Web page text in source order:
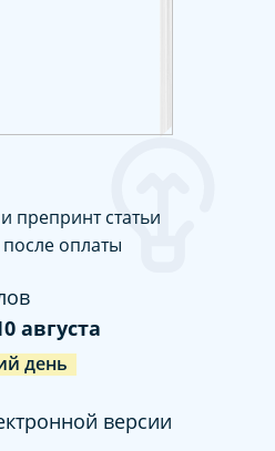
препринт статьи
после оплаты
августа
день
версии